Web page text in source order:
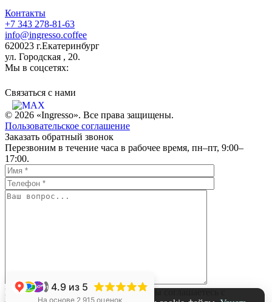
Контакты
+7 343 278-81-63
info@ingresso.coffee
620023 г.Екатеринбург
ул. Городская , 20.
Мы в соцсетях:
Связаться c нами
© 2026 «Ingresso». Все права защищены.
Пользовательское соглашение
Заказать обратный звонок
Перезвоним в течение часа в рабочее время, пн–пт, 9:00–
17:00.
Нажимая на кнопку «Отправить», вы соглашаетесь с
+1 4.9из 5
На основе 2 915 оценок